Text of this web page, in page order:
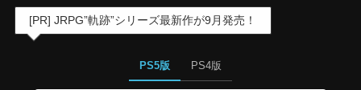
[PR] JRPG”軌跡”シリーズ最新作が9月発売！
PS5版 PS4版